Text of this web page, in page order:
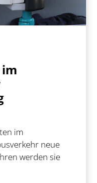
im
neue
werden sie